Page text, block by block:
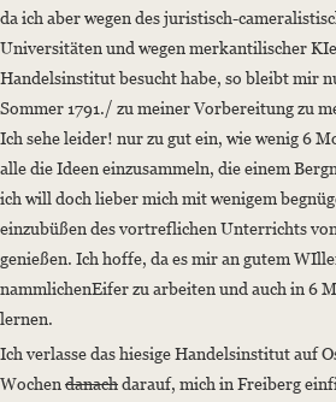
da ich aber wegen des juristisch-
Universitäten und wegen merkantilischer
Handelsinstitut besucht habe, so bleibt mir
Sommer 1791./ zu meiner Vorbereitung zu
Ich sehe leider! nur zu gut ein, wie wenig 6
alle die Ideen einzusammeln, die einem
ich will doch lieber mich mit wenigem
einzubüßen des vortreflichen Unterrichts
genießen. Ich hoffe, da es mir an gutem
nammlichenEifer zu arbeiten und auch in 6
lernen.
Ich verlasse das hiesige Handelsinstitut auf
Wochen danachdarauf, mich in Freiberg